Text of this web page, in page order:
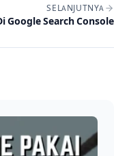
SELANJUTNYA
Google Search Console